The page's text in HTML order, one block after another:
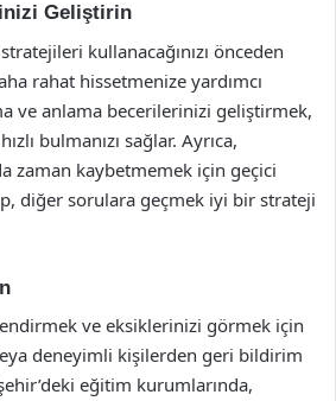
Geliştirin
kullanacağınızı önceden
rahat hissetmenize yardımcı
ve anlama becerilerinizi geliştirmek,
bulmanızı sağlar. Ayrıca,
zaman kaybetmemek için geçici
diğer sorulara geçmek iyi bir strateji
ve eksiklerinizi görmek için
deneyimli kişilerden geri bildirim
eğitim kurumlarında,